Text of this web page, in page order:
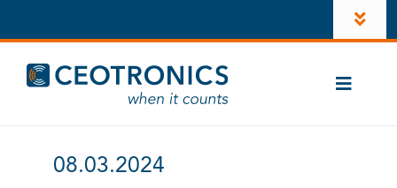
Inhalt
springenUnternehmen
Karriere
Toggle
CT-ComLink
08.03.2024